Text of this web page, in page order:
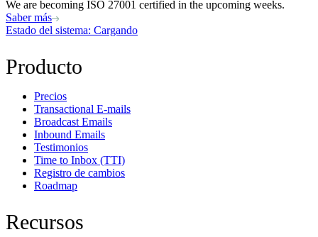
We are becoming ISO 27001 certified in the upcoming weeks.
Saber más
Estado del sistema: Cargando
Producto
Precios
Transactional E-mails
Broadcast Emails
Inbound Emails
Testimonios
Time to Inbox (TTI)
Registro de cambios
Roadmap
Recursos